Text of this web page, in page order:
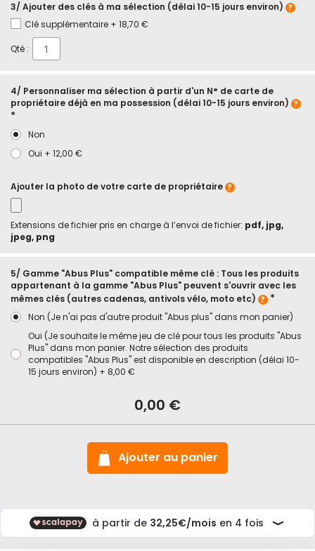
3/ Ajouter des clés à ma sélection (délai 10-15 jours environ)
Clé supplémentaire + 18,70 €
Qté :
4/ Personnaliser ma sélection à partir d'un N° de carte de
propriétaire déjà en ma possession (délai 10-15 jours environ)
Non
Oui + 12,00 €
Ajouter la photo de votre carte de propriétaire
Extensions de fichier pris en charge à l’envoi de fichier: pdf, jpg,
jpeg, png
5/ Gamme "Abus Plus" compatible même clé : Tous les produits
appartenant à la gamme "Abus Plus" peuvent s'ouvrir avec les
mêmes clés (autres cadenas, antivols vélo, moto etc)
Non (Je n'ai pas d'autre produit "Abus plus" dans mon panier)
Oui (Je souhaite le même jeu de clé pour tous les produits "Abus
Plus" dans mon panier. Notre sélection des produits
compatibles "Abus Plus" est disponible en description (délai 10-
15 jours environ) + 8,00 €
haute
0,00 €
Ajouter au panier